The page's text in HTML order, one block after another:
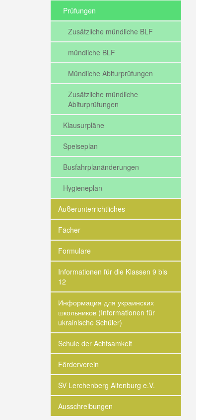
Prüfungen
Zusätzliche mündliche BLF
mündliche BLF
Mündliche Abiturprüfungen
Zusätzliche mündliche
Abiturprüfungen
Klausurpläne
Speiseplan
Busfahrplanänderungen
Hygieneplan
Außerunterrichtliches
Fächer
Formulare
Informationen für die Klassen 9 bis
12
Информация для украинских
школьников (Informationen für
ukrainische Schüler)
Schule der Achtsamkeit
Förderverein
SV Lerchenberg Altenburg e.V.
Ausschreibungen